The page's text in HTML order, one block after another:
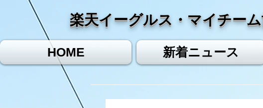
楽天イーグルス・マイチー
HOME 新着ニュース